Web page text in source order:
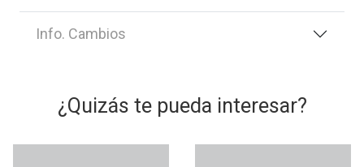
Info. Cambios
¿Quizás te pueda interesar?